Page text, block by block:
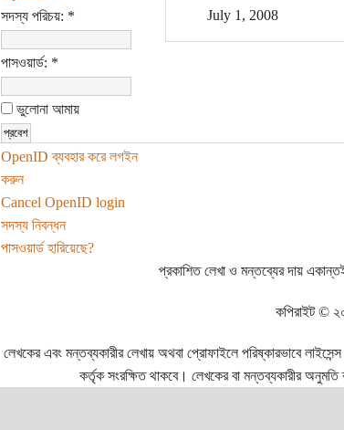
সদস্য পরিচয়: *
পাসওয়ার্ড: *
ভুলোনা আমায়
OpenID ব্যবহার করে লগইন
করুন
Cancel OpenID login
সদস্য নিবন্ধন
পাসওয়ার্ড হারিয়েছে?
July 1, 2008
প্রকাশিত লেখা ও মন্তব্যের দায়
কপিরাইট ©
লেখকের এবং মন্তব্যকারীর লেখায় অথবা প্রোফাইলে পরিষ্কারভাবে
কর্তৃক সংরক্ষিত থাকবে। লেখকের বা মন্তব্যকারীর অনুমতি